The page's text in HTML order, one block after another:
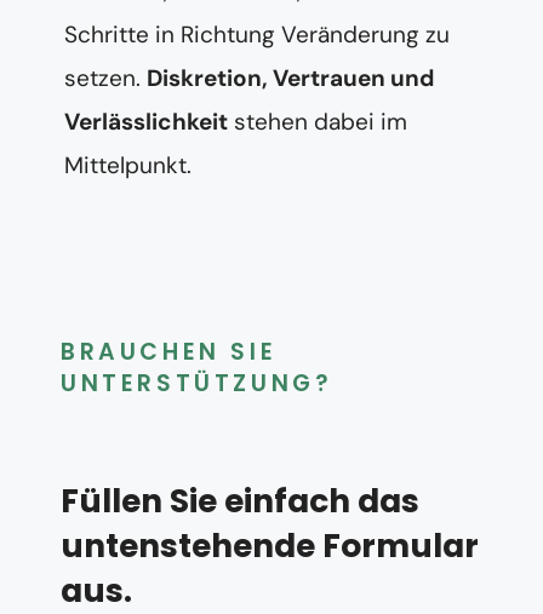
Schritte in Richtung Veränderung zu
setzen. Diskretion, Vertrauen und
Verlässlichkeit stehen dabei im
Mittelpunkt.
BRAUCHEN SIE
UNTERSTÜTZUNG?
Füllen Sie einfach das
untenstehende Formular
aus.